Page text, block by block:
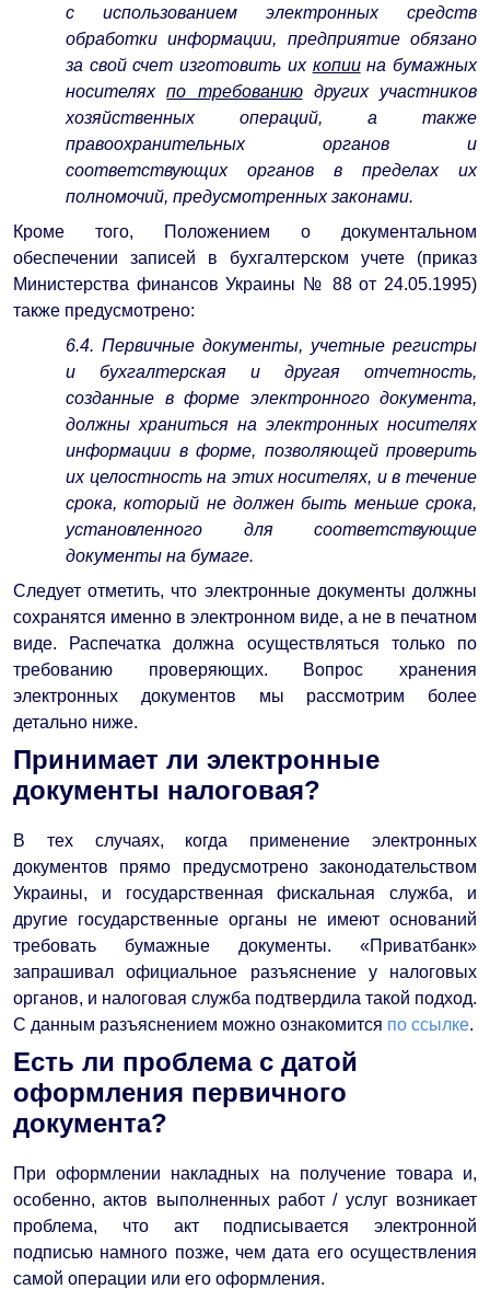
с использованием электронных средств
обработки информации, предприятие обязано
за свой счет изготовить их копиина бумажных
носителяхпо требованиюдругих участников
хозяйственных операций, а также
правоохранительных органов и
соответствующих органов в пределах их
полномочий, предусмотренных законами.
Кроме того, Положением о документальном
обеспечении записей в бухгалтерском учете (приказ
Министерства финансов Украины № 88 от 24.05.1995)
также предусмотрено:
6.4. Первичные документы, учетные регистры
и бухгалтерская и другая отчетность,
созданные в форме электронного документа,
должны храниться на электронных носителях
информации в форме, позволяющей проверить
их целостность на этих носителях, и в течение
срока, который не должен быть меньше срока,
установленного для соответствующие
документы на бумаге.
Следует отметить, что электронные документы должны
сохранятся именно в электронном виде, а не в печатном
виде. Распечатка должна осуществляться только по
требованию проверяющих. Вопрос хранения
электронных документов мы рассмотрим более
детально ниже.
Принимает ли электронные
документы налоговая?
В тех случаях, когда применение электронных
документов прямо предусмотрено законодательством
Украины, и государственная фискальная служба, и
другие государственные органы не имеют оснований
требовать бумажные документы. «Приватбанк»
запрашивал официальное разъяснение у налоговых
органов, и налоговая служба подтвердила такой подход.
С данным разъяснением можно ознакомится по ссылке.
Есть ли проблема с датой
оформления первичного
документа?
При оформлении накладных на получение товара и,
особенно, актов выполненных работ / услуг возникает
проблема, что акт подписывается электронной
подписью намного позже, чем дата его осуществления
самой операции или его оформления.